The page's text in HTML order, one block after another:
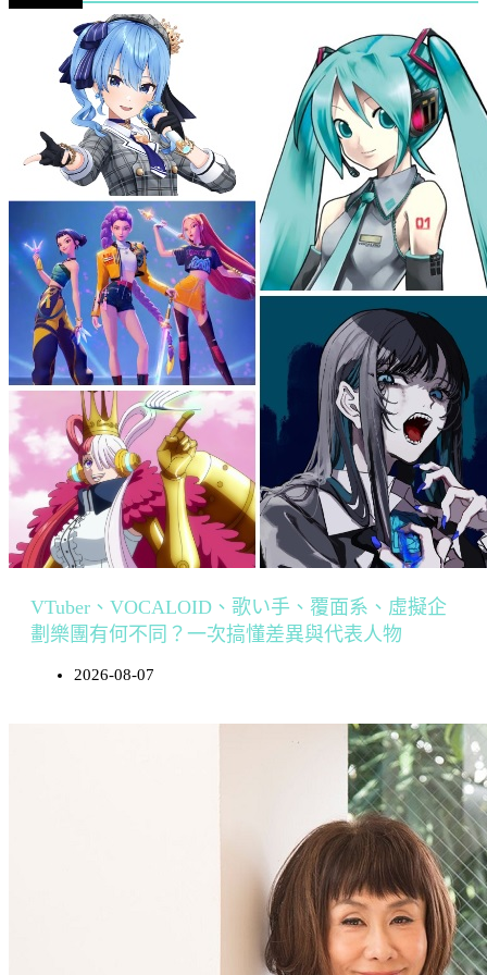
VTuber、VOCALOID、歌い手、覆面系、虛擬企
劃樂團有何不同？一次搞懂差異與代表人物
2026-08-07